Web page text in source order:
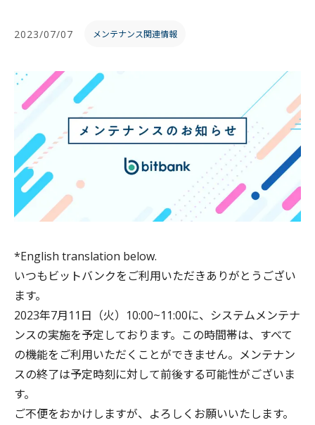
2023/07/07 メンテナンス関連情報
*English translation below.
いつもビットバンクをご利用いただきありがとうござい
ます。
2023年7月11日（火）10:00~11:00に、システムメンテナ
ンスの実施を予定しております。この時間帯は、すべて
の機能をご利用いただくことができません。メンテナン
スの終了は予定時刻に対して前後する可能性がございま
す。
ご不便をおかけしますが、よろしくお願いいたします。